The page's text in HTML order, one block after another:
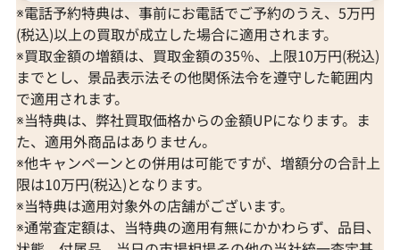
※電話予約特典は、事前にお電話でご予約のうえ、5万円
(税込)以上の買取が成立した場合に適用されます。
※買取金額の増額は、買取金額の35％、上限10万円(税込)
までとし、景品表示法その他関係法令を遵守した範囲内
で適用されます。
※当特典は、弊社買取価格からの金額UPになります。ま
た、適用外商品はありません。
※他キャンペーンとの併用は可能ですが、増額分の合計上
限は10万円(税込)となります。
※当特典は適用対象外の店舗がございます。
※通常査定額は、当特典の適用有無にかかわらず、品目、